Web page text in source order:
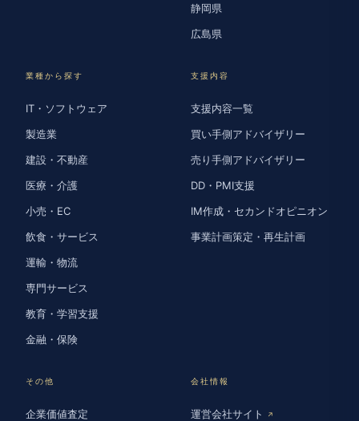
静岡県
広島県
業種から探す
IT・ソフトウェア
製造業
建設・不動産
医療・介護
小売・EC
飲食・サービス
運輸・物流
専門サービス
教育・学習支援
金融・保険
支援内容
支援内容一覧
買い手側アドバイザリー
売り手側アドバイザリー
DD・PMI支援
IM作成・セカンドオピニオン
事業計画策定・再生計画
その他
企業価値査定
会社情報
運営会社サイト ↗